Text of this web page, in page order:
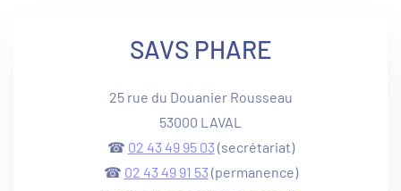
SAVS PHARE
25 rue du Douanier Rousseau
53000 LAVAL
☎ 02 43 49 95 03 (secrétariat)
☎ 02 43 49 91 53 (permanence)